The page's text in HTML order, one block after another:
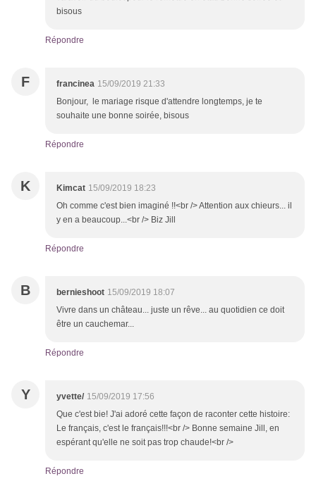
bisous
Répondre
F francinea 15/09/2019 21:33
Bonjour, le mariage risque d'attendre longtemps, je te
souhaite une bonne soirée, bisous
Répondre
K Kimcat 15/09/2019 18:23
Oh comme c'est bien imaginé !!<br /> Attention aux chieurs... il
y en a beaucoup...<br /> Biz Jill
Répondre
B bernieshoot 15/09/2019 18:07
Vivre dans un château... juste un rêve... au quotidien ce doit
être un cauchemar...
Répondre
Y yvette/ 15/09/2019 17:56
Que c'est bie! J'ai adoré cette façon de raconter cette histoire:
Le français, c'est le français!!!<br /> Bonne semaine Jill, en
espérant qu'elle ne soit pas trop chaude!<br />
Répondre